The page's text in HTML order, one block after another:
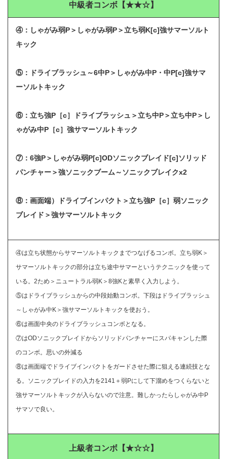
中級者コンボ【★★☆】
④：しゃがみ弱P＞しゃがみ弱P＞立ち弱K[c]強サマーソルト
キック
⑤：ドライブラッシュ～6中P＞しゃがみ中P・中P[c]強サマ
ーソルトキック
⑥：立ち強P［c］ドライブラッシュ＞立ち中P＞立ち中P＞し
ゃがみ中P［c］強サマーソルトキック
⑦： 6強P＞しゃがみ弱P[c]ODソニックブレイド[c]ソリッド
パンチャー＞強ソニックブーム～ソニックブレイクx2
⑧： 画面端）ドライブインパクト＞立ち強P［c］弱ソニック
ブレイド＞強サマーソルトキック
④は立ち状態からサマーソルトキックまでつなげるコンボ。立ち弱K＞
サマーソルトキックの部分は立ち途中サマーというテクニックを使って
いる。2ため＞ニュートラル弱K＞8強Kと素早く入力しよう。
⑤はドライブラッシュからの中段始動コンボ。下段はドライブラッシュ
～しゃがみ中K＞強サマーソルトキックを使おう。
⑥は画面中央のドライブラッシュコンボとなる。
⑦はODソニックブレイドからソリッドパンチャーにスパキャンした際
のコンボ。思いの外減る
⑧は画面端でドライブインパクトをガードさせた際に狙える連続技とな
る。ソニックブレイドの入力を2141＋弱Pにして下溜めをつくらないと
強サマーソルトキックが入らないので注意。難しかったらしゃがみ中P
サマソで良い。
上級者コンボ【★☆☆】